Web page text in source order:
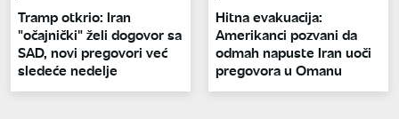
Tramp otkrio: Iran
"očajnički" želi dogovor sa
SAD, novi pregovori već
sledeće nedelje
Hitna evakuacija:
Amerikanci pozvani da
odmah napuste Iran uoči
pregovora u Omanu